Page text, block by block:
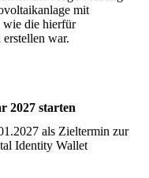
mit
wie die hierfür
war.
2027 starten
als Zieltermin zur
Identity Wallet